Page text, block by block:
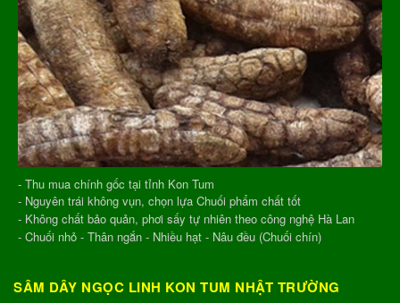
- Thu mua chính gốc tại tỉnh Kon Tum
- Nguyên trái không vụn, chọn lựa Chuối phẩm chất tốt
- Không chất bảo quản, phơi sấy tự nhiên theo công nghệ Hà Lan
- Chuối nhỏ - Thân ngắn - Nhiều hạt - Nâu đều (Chuối chín)
SÂM DÂY NGỌC LINH KON TUM NHẬT TRƯỜNG